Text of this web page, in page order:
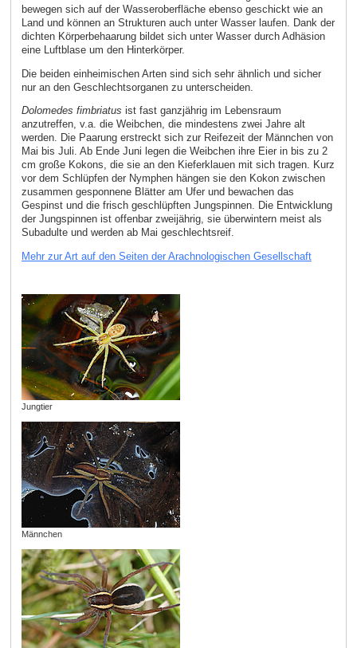
bewegen sich auf der Wasseroberfläche ebenso geschickt wie an
Land und können an Strukturen auch unter Wasser laufen. Dank der
dichten Körperbehaarung bildet sich unter Wasser durch Adhäsion
eine Luftblase um den Hinterkörper.
Die beiden einheimischen Arten sind sich sehr ähnlich und sicher
nur an den Geschlechtsorganen zu unterscheiden.
Dolomedes fimbriatus ist fast ganzjährig im Lebensraum
anzutreffen, v.a. die Weibchen, die mindestens zwei Jahre alt
werden. Die Paarung erstreckt sich zur Reifezeit der Männchen von
Mai bis Juli. Ab Ende Juni legen die Weibchen ihre Eier in bis zu 2
cm große Kokons, die sie an den Kieferklauen mit sich tragen. Kurz
vor dem Schlüpfen der Nymphen hängen sie den Kokon zwischen
zusammen gesponnene Blätter am Ufer und bewachen das
Gespinst und die frisch geschlüpften Jungspinnen. Die Entwicklung
der Jungspinnen ist offenbar zweijährig, sie überwintern meist als
Subadulte und werden ab Mai geschlechtsreif.
Mehr zur Art auf den Seiten der Arachnologischen Gesellschaft
Jungtier
Männchen